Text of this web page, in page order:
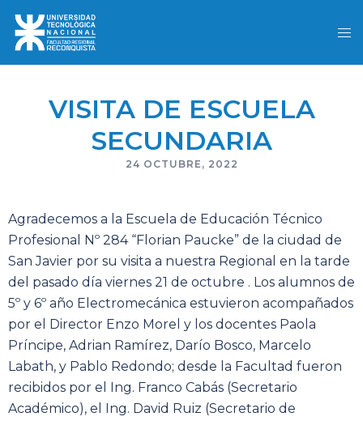
VISITA DE ESCUELA
SECUNDARIA
24 OCTUBRE, 2022
Agradecemos a la Escuela de Educación Técnico
Profesional Nº 284 “Florian Paucke” de la ciudad de
San Javier por su visita a nuestra Regional en la tarde
del pasado día viernes 21 de octubre . Los alumnos de
5º y 6º año Electromecánica estuvieron acompañados
por el Director Enzo Morel y los docentes Paola
Príncipe, Adrian Ramírez, Darío Bosco, Marcelo
Labath, y Pablo Redondo; desde la Facultad fueron
recibidos por el Ing. Franco Cabás (Secretario
Académico), el Ing. David Ruiz (Secretario de